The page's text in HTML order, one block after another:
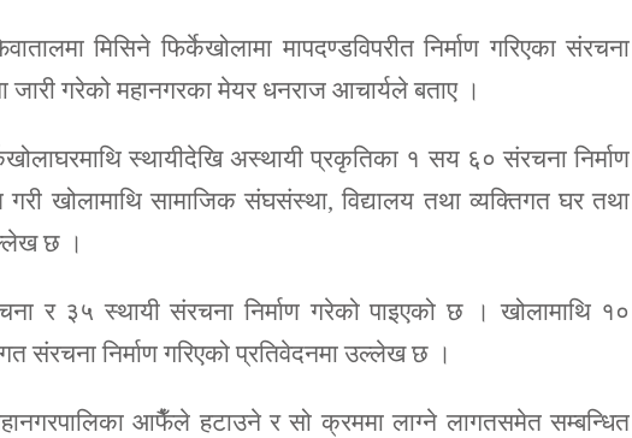
मिसिने फिर्केखोलामा मापदण्डविपरीत निर्माण गरिएका संरचना
गरेको महानगरका मेयर धनराज आचार्यले बताए ।
स्थायीदेखि अस्थायी प्रकृतिका १ सय ६० संरचना निर्माण
खोलामाथि सामाजिक संघसंस्था, विद्यालय तथा व्यक्तिगत घर तथा
छ ।
र ३५ स्थायी संरचना निर्माण गरेको पाइएको छ । खोलामाथि १०
संरचना निर्माण गरिएको प्रतिवेदनमा उल्लेख छ ।
आफैँले हटाउने र सो क्रममा लाग्ने लागतसमेत सम्बन्धित